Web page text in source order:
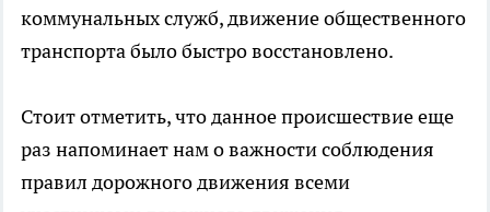
коммунальных служб, движение общественного
транспорта было быстро восстановлено.
Стоит отметить, что данное происшествие еще
раз напоминает нам о важности соблюдения
правил дорожного движения всеми